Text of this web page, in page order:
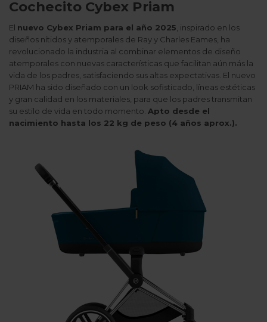
Cochecito Cybex Priam
El nuevo Cybex Priam para el año 2025 , inspirado en los
diseños nítidos y atemporales de Ray y Charles Eames, ha
revolucionado la industria al combinar elementos de diseño
atemporales con nuevas características que facilitan aún más la
vida de los padres, satisfaciendo sus altas expectativas. El nuevo
PRIAM ha sido diseñado con un look sofisticado, líneas estéticas
y gran calidad en los materiales, para que los padres transmitan
su estilo de vida en todo momento. Apto desde el
nacimiento hasta los 22 kg de peso (4 años aprox.).